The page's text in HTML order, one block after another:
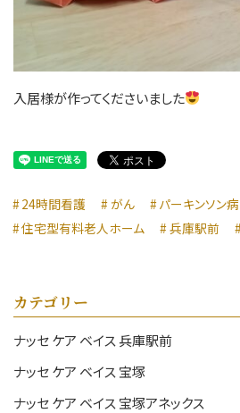
入居様が作ってくださいました
24時間看護 がん パーキンソン病
住宅型有料老人ホーム
兵庫駅前
カテゴリー
ナッセ ケア ベイス 兵庫駅前
ナッセ ケア ベイス 宝塚
ナッセ ケア ベイス 宝塚アネックス